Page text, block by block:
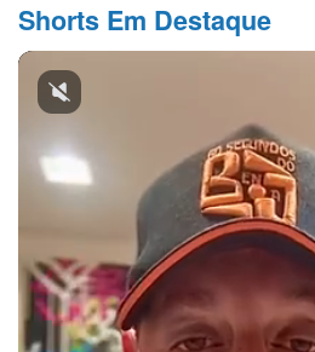
Shorts Em Destaque